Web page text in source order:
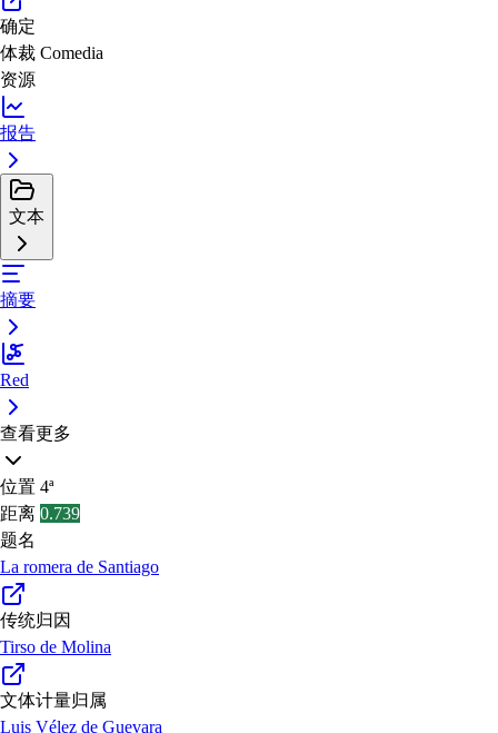
确定
体裁 Comedia
资源
报告
文本
摘要
Red
查看更多
位置 4ª
距离 0.739
题名
La romera de Santiago
传统归因
Tirso de Molina
文体计量归属
Luis Vélez de Guevara